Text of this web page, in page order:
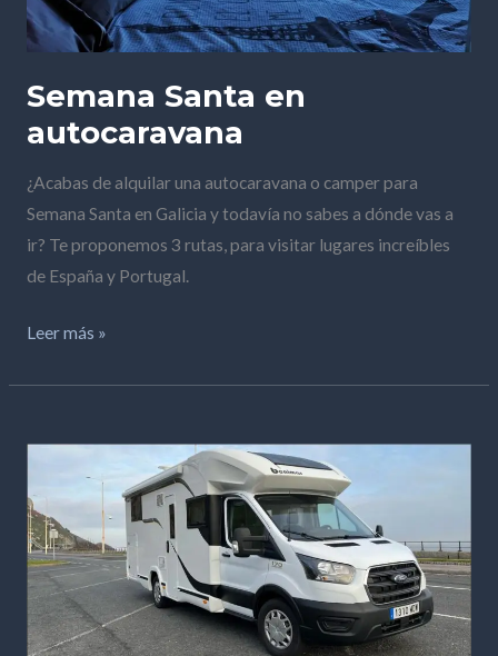
Semana Santa en
autocaravana
¿Acabas de alquilar una autocaravana o camper para
Semana Santa en Galicia y todavía no sabes a dónde vas a
ir? Te proponemos 3 rutas, para visitar lugares increíbles
de España y Portugal.
Leer más »
autocaravana